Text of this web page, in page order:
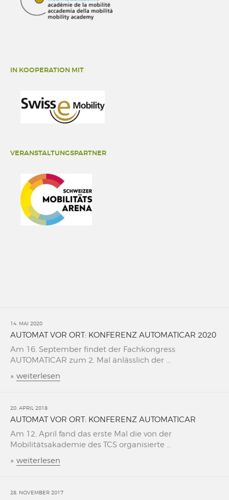
IN KOOPERATION MIT
VERANSTALTUNGSPARTNER
14. MAI 2020
AUTOMAT VOR ORT: KONFERENZ AUTOMATICAR 2020
Am 16. September findet der Fachkongress
AUTOMATICAR zum 2. Mal änlässlich der ...
» weiterlesen
20. APRIL 2018
AUTOMAT VOR ORT: KONFERENZ AUTOMATICAR
Am 12. April fand das erste Mal die von der
Mobilitätsakademie des TCS organisierte ...
» weiterlesen
28. NOVEMBER 2017